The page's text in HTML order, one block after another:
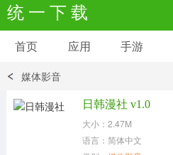
统 一 下 载
安卓应用
首页 应用 手游
媒体影音
日韩漫社 v1.0
大小：2.47M
语言：简体中文